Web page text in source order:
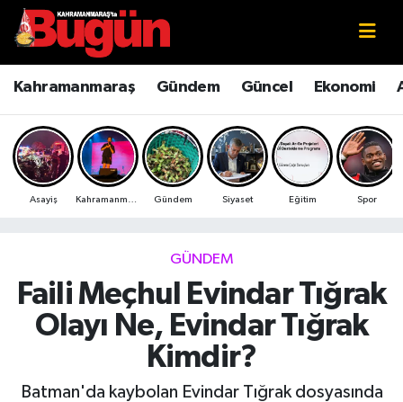
Kahramanmaraş Gündem Güncel Ekonomi
Asayiş Gündem Siyaset Eğitim Spor
GÜNDEM
Faili Meçhul Evindar Tığrak
Olayı Ne, Evindar Tığrak
Kimdir?
Batman'da kaybolan Evindar Tığrak dosyasında
Kahramanmaraş
Kahramanmaraş Sokak Röportajları
Bilim ve Teknoloji
Çevre
Ekonomi
Genel
Güncel
Kahramanmaraş Nöbetçi Eczaneler
Kahramanmaraş Hava Durumu
Kahramanmaraş Namaz Vakitleri
Kahramanmaraş Trafik Yoğunluk Haritası
Süper Lig Puan Durumu ve Fikstür
Tüm Manşetler
Son Dakika Haberleri
Haber Arşivi